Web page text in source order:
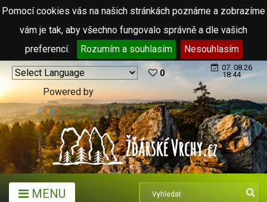
Pomocí cookies vás na našich stránkách poznáme a zobrazíme
vám je tak, aby všechno fungovalo správně a dle vašich
preferencí.
Rozumím a souhlasím Nesouhlasím
Powered by
Translate
0
07. 08.26
18:44
MENU